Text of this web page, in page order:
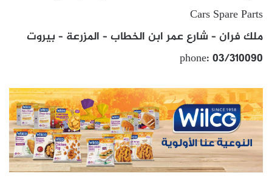
Cars Spare Parts
ملك فران – شارع عمر ابن الخطاب – المزرعة – بيروت
phone: 03/310090